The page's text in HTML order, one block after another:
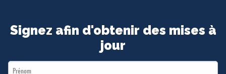
Signez afin d'obtenir des mises à
jour
First